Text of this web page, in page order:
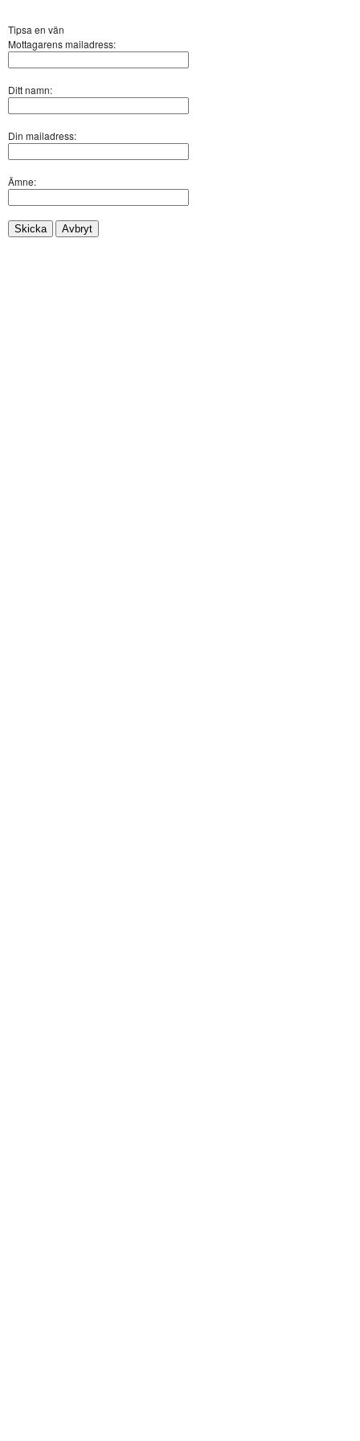
Tipsa en vän
Mottagarens mailadress:
Ditt namn:
Din mailadress:
Ämne:
Skicka Avbryt